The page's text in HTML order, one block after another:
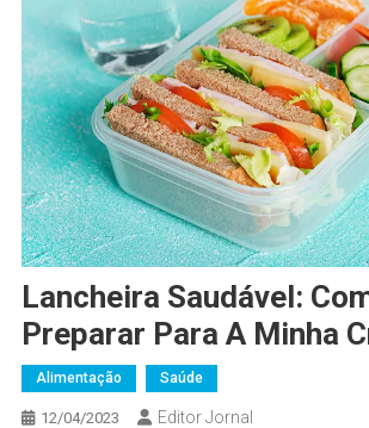
Lancheira Saudável:
Preparar Para A Minha
Alimentação Saúde
12/04/2023 Editor Jornal